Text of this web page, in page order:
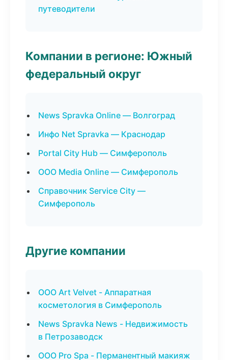
путеводители
Компании в регионе: Южный
федеральный округ
News Spravka Online — Волгоград
Инфо Net Spravka — Краснодар
Portal City Hub — Симферополь
ООО Media Online — Симферополь
Справочник Service City —
Симферополь
Другие компании
ООО Art Velvet - Аппаратная
косметология в Симферополь
News Spravka News - Недвижимость
в Петрозаводск
ООО Pro Spa - Перманентный макияж